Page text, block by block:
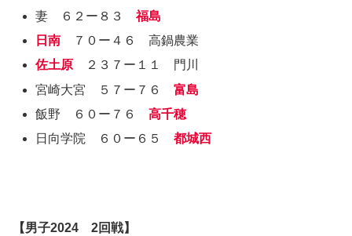
妻 ６２ー８３福島
日南 ７０ー４６ 高鍋農業
佐土原 ２３７ー１１ 門川
宮崎大宮 ５７ー７６富島
飯野 ６０ー７６高千穂
日向学院 ６０ー６５都城西
【男子2024 2回戦】